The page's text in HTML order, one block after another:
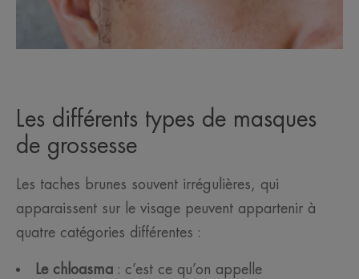
Les différents types de masques
de grossesse
Les taches brunes souvent irrégulières, qui
apparaissent sur le visage peuvent appartenir à
quatre catégories différentes :
Le chloasma : c’est ce qu’on appelle